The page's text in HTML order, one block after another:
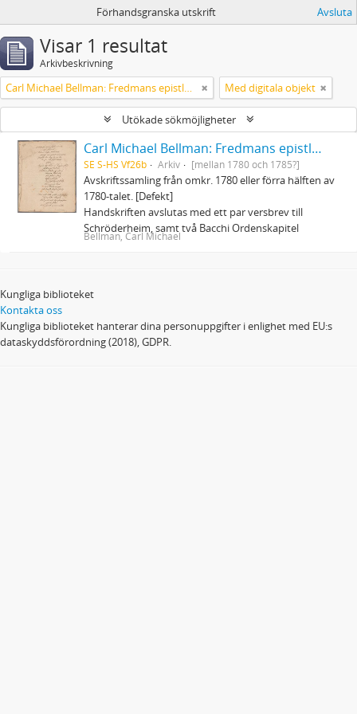
Förhandsgranska utskrift Avsluta
Visar 1 resultat
Arkivbeskrivning
Carl Michael Bellman: Fredmans epistlar och sånger m.fl. Bellman-texter Med digitala objekt
Utökade sökmöjligheter
Carl Michael Bellman: Fredmans epistlar och sånger m.fl. Bellman-texter
SE S-HS Vf26b Arkiv [mellan 1780 och 1785?]
Avskriftssamling från omkr. 1780 eller förra hälften av
1780-talet. [Defekt]
Handskriften avslutas med ett par versbrev till
Schröderheim, samt två Bacchi Ordenskapitel
Bellman, Carl Michael
Kungliga biblioteket
Kontakta oss
Kungliga biblioteket hanterar dina personuppgifter i enlighet med EU:s
dataskyddsförordning (2018), GDPR.